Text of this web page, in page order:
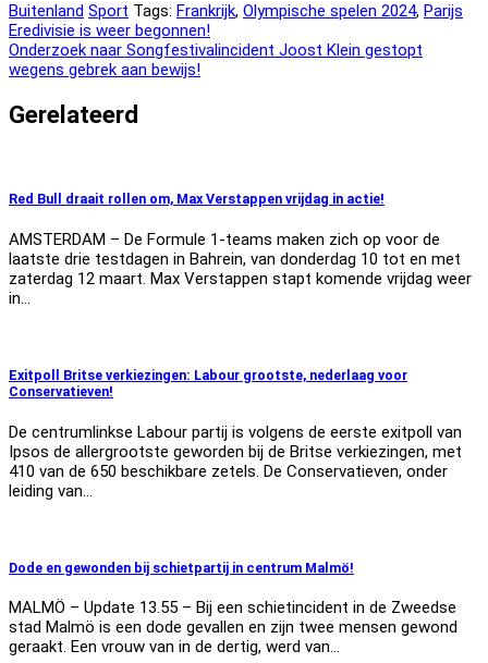
Buitenland Sport Tags: Frankrijk, Olympische spelen 2024, Parijs
Bericht
navigatie
Eredivisie is weer begonnen!
Onderzoek naar Songfestivalincident Joost Klein gestopt
wegens gebrek aan bewijs!
Gerelateerd
Red Bull draait rollen om, Max Verstappen vrijdag in actie!
AMSTERDAM – De Formule 1-teams maken zich op voor de
laatste drie testdagen in Bahrein, van donderdag 10 tot en met
zaterdag 12 maart. Max Verstappen stapt komende vrijdag weer
in…
Exitpoll Britse verkiezingen: Labour grootste, nederlaag voor
Conservatieven!
De centrumlinkse Labour partij is volgens de eerste exitpoll van
Ipsos de allergrootste geworden bij de Britse verkiezingen, met
410 van de 650 beschikbare zetels. De Conservatieven, onder
leiding van…
Dode en gewonden bij schietpartij in centrum Malmö!
MALMÖ – Update 13.55 – Bij een schietincident in de Zweedse
stad Malmö is een dode gevallen en zijn twee mensen gewond
geraakt. Een vrouw van in de dertig, werd van…